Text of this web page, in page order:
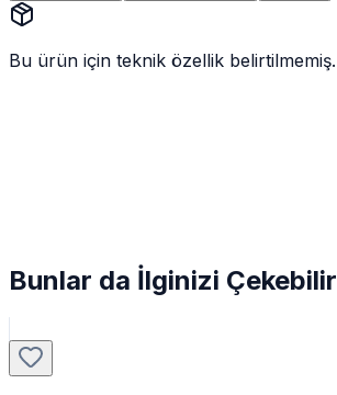
Bu ürün için teknik özellik belirtilmemiş.
Bunlar da İlginizi Çekebilir